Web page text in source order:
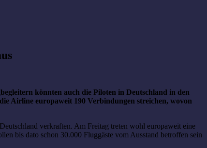
könnten auch die Piloten in Deutschland in den
Airline europaweit 190 Verbindungen streichen, wovon
verkraften. Am Freitag treten wohl europaweit eine
bis dato schon 30.000 Fluggäste vom Ausstand betroffen sein